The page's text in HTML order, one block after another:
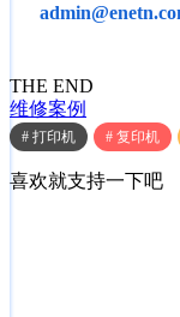
THE END
维修案例
# 打印机 # 复印机
喜欢就支持一下吧